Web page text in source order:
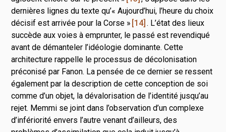
dernières lignes du texte qu’« Aujourd’hui, l’heure du choix
décisif est arrivée pour la Corse » 14 . L’état des lieux
succède aux voies à emprunter, le passé est revendiqué
avant de démanteler l’idéologie dominante. Cette
architecture rappelle le processus de décolonisation
préconisé par Fanon. La pensée de ce dernier se ressent
également par la description de cette conception de soi
comme d’un objet, la dévalorisation de l’identité jusqu’au
rejet. Memmi se joint dans l’observation d’un complexe
d’infériorité envers l’autre venant d’ailleurs, des